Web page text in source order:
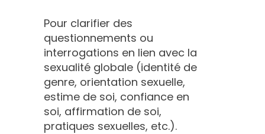
Pour clarifier des
questionnements ou
interrogations en lien avec la
sexualité globale (identité de
genre, orientation sexuelle,
estime de soi, confiance en
soi, affirmation de soi,
pratiques sexuelles, etc.).